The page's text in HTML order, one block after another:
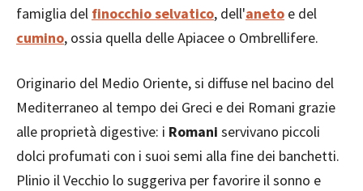
famiglia del finocchio selvatico, dell'aneto e del
cumino, ossia quella delle Apiacee o Ombrellifere.
Originario del Medio Oriente, si diffuse nel bacino del
Mediterraneo al tempo dei Greci e dei Romani grazie
alle proprietà digestive: i Romani servivano piccoli
dolci profumati con i suoi semi alla fine dei banchetti.
Plinio il Vecchio lo suggeriva per favorire il sonno e